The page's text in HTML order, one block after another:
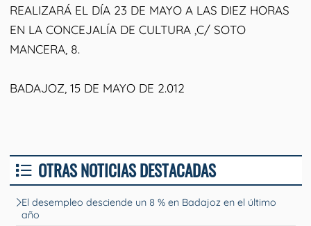
REALIZARÁ EL DÍA 23 DE MAYO A LAS DIEZ HORAS
EN LA CONCEJALÍA DE CULTURA ,C/ SOTO
MANCERA, 8.
BADAJOZ, 15 DE MAYO DE 2.012
OTRAS NOTICIAS DESTACADAS
El desempleo desciende un 8 % en Badajoz en el último
año